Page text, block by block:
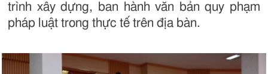
trình xây dựng, ban hành văn bản quy phạm
pháp luật trong thực tế trên địa bàn.